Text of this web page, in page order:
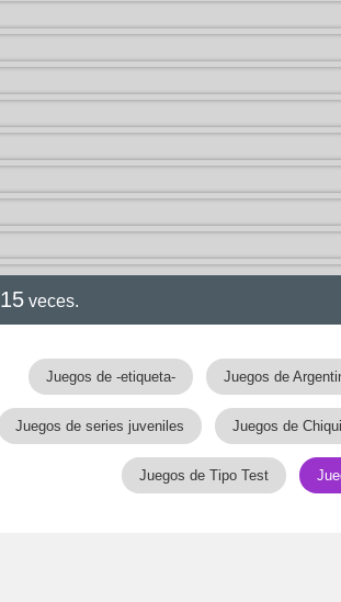
15 veces.
Juegos de -etiqueta- Juegos de
Juegos de series juveniles Juegos de
Juegos de Tipo Test